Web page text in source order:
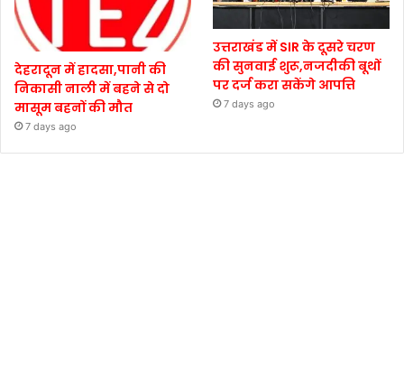
देहरादून में हादसा,पानी की
निकासी नाली में बहने से दो
मासूम बहनों की मौत
7 days ago
उत्तराखंड में SIR के दूसरे चरण
की सुनवाई शुरू,नजदीकी बूथों
पर दर्ज करा सकेंगे आपत्ति
7 days ago